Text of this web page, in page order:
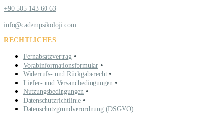
+90 505 143 60 63
info@cadempsikoloji.com
RECHTLICHES
Fernabsatzvertrag •
Vorabinformationsformular •
Widerrufs- und Rückgaberecht •
Liefer- und Versandbedingungen •
Nutzungsbedingungen •
Datenschutzrichtlinie •
Datenschutzgrundverordnung (DSGVO)